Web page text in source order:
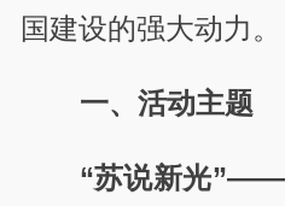
国建设的强大动力。
一、活动主题
“苏说新光”——